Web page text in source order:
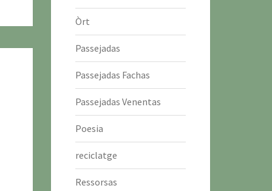
Òrt
Passejadas
Passejadas Fachas
Passejadas Venentas
Poesia
reciclatge
Ressorsas